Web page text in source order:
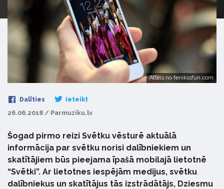
Attēls no fenikssfun.com
Dalīties Ieteikt
26.06.2018 / Parmuziku.lv
Šogad pirmo reizi Svētku vēsturē aktuālā
informācija par svētku norisi dalībniekiem un
skatītājiem būs pieejama īpašā mobilajā lietotnē
“Svētki”. Ar lietotnes iespējām medijus, svētku
dalībniekus un skatītājus tās izstrādātājs, Dziesmu